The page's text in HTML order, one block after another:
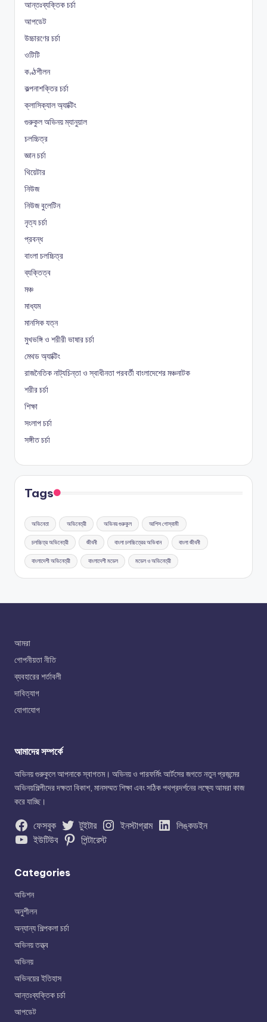
আন্তঃব্যক্তিক চর্চা
আপডেট
উচ্চারণের চর্চা
ওটিটি
কণ্ঠশীলন
কল্পনাশক্তির চর্চা
ক্লাসিক্যাল অ্যাক্টিং
গুরুকুল অভিনয় ম্যানুয়াল
চলচ্চিত্র
জ্ঞান চর্চা
থিয়েটার
নিউজ
নিউজ বুলেটিন
নৃত্য চর্চা
প্রবন্ধ
বাংলা চলচ্চিত্র
ব্যক্তিত্ব
মঞ্চ
মাধ্যম
মানসিক যত্ন
মুখভঙ্গি ও শরীরী ভাষার চর্চা
মেথড অ্যাক্টিং
রাজনৈতিক নাট্যচিন্তা ও স্বাধীনতা পরবর্তী বাংলাদেশের মঞ্চনাটক
শরীর চর্চা
শিক্ষা
সংলাপ চর্চা
সঙ্গীত চর্চা
Tags
অভিনেতা অভিনেত্রী অভিনয় গুরুকুল আশিস গোস্বামী
চলচ্চিত্র অভিনেত্রী জীবনী বাংলা চলচ্চিত্রের অভিধান বাংলা জীবনী
বাংলাদেশী অভিনেত্রী বাংলাদেশী মডেল মডেল ও অভিনেত্রী
আমরা
গোপনীয়তা নীতি
ব্যবহারের শর্তাবলী
দাবিত্যাগ
যোগাযোগ
আমাদের সম্পর্কে
অভিনয় গুরুকুলে আপনাকে স্বাগতম। অভিনয় ও পারফর্মিং আর্টসের জগতে নতুন প্রজন্মের
অভিনয়শিল্পীদের দক্ষতা বিকাশ, মানসম্মত শিক্ষা এবং সঠিক পথপ্রদর্শনের লক্ষ্যে আমরা কাজ
করে যাচ্ছি।
ফেসবুক টুইটার ইনস্টাগ্রাম
লিঙ্কডইন
ইউটিউব
পিন্টারেস্ট
Categories
অডিশন
অনুশীলন
অন্যান্য শিল্পকলা চর্চা
অভিনয় তত্ত্ব
অভিনয়
অভিনয়ের ইতিহাস
আন্তঃব্যক্তিক চর্চা
আপডেট